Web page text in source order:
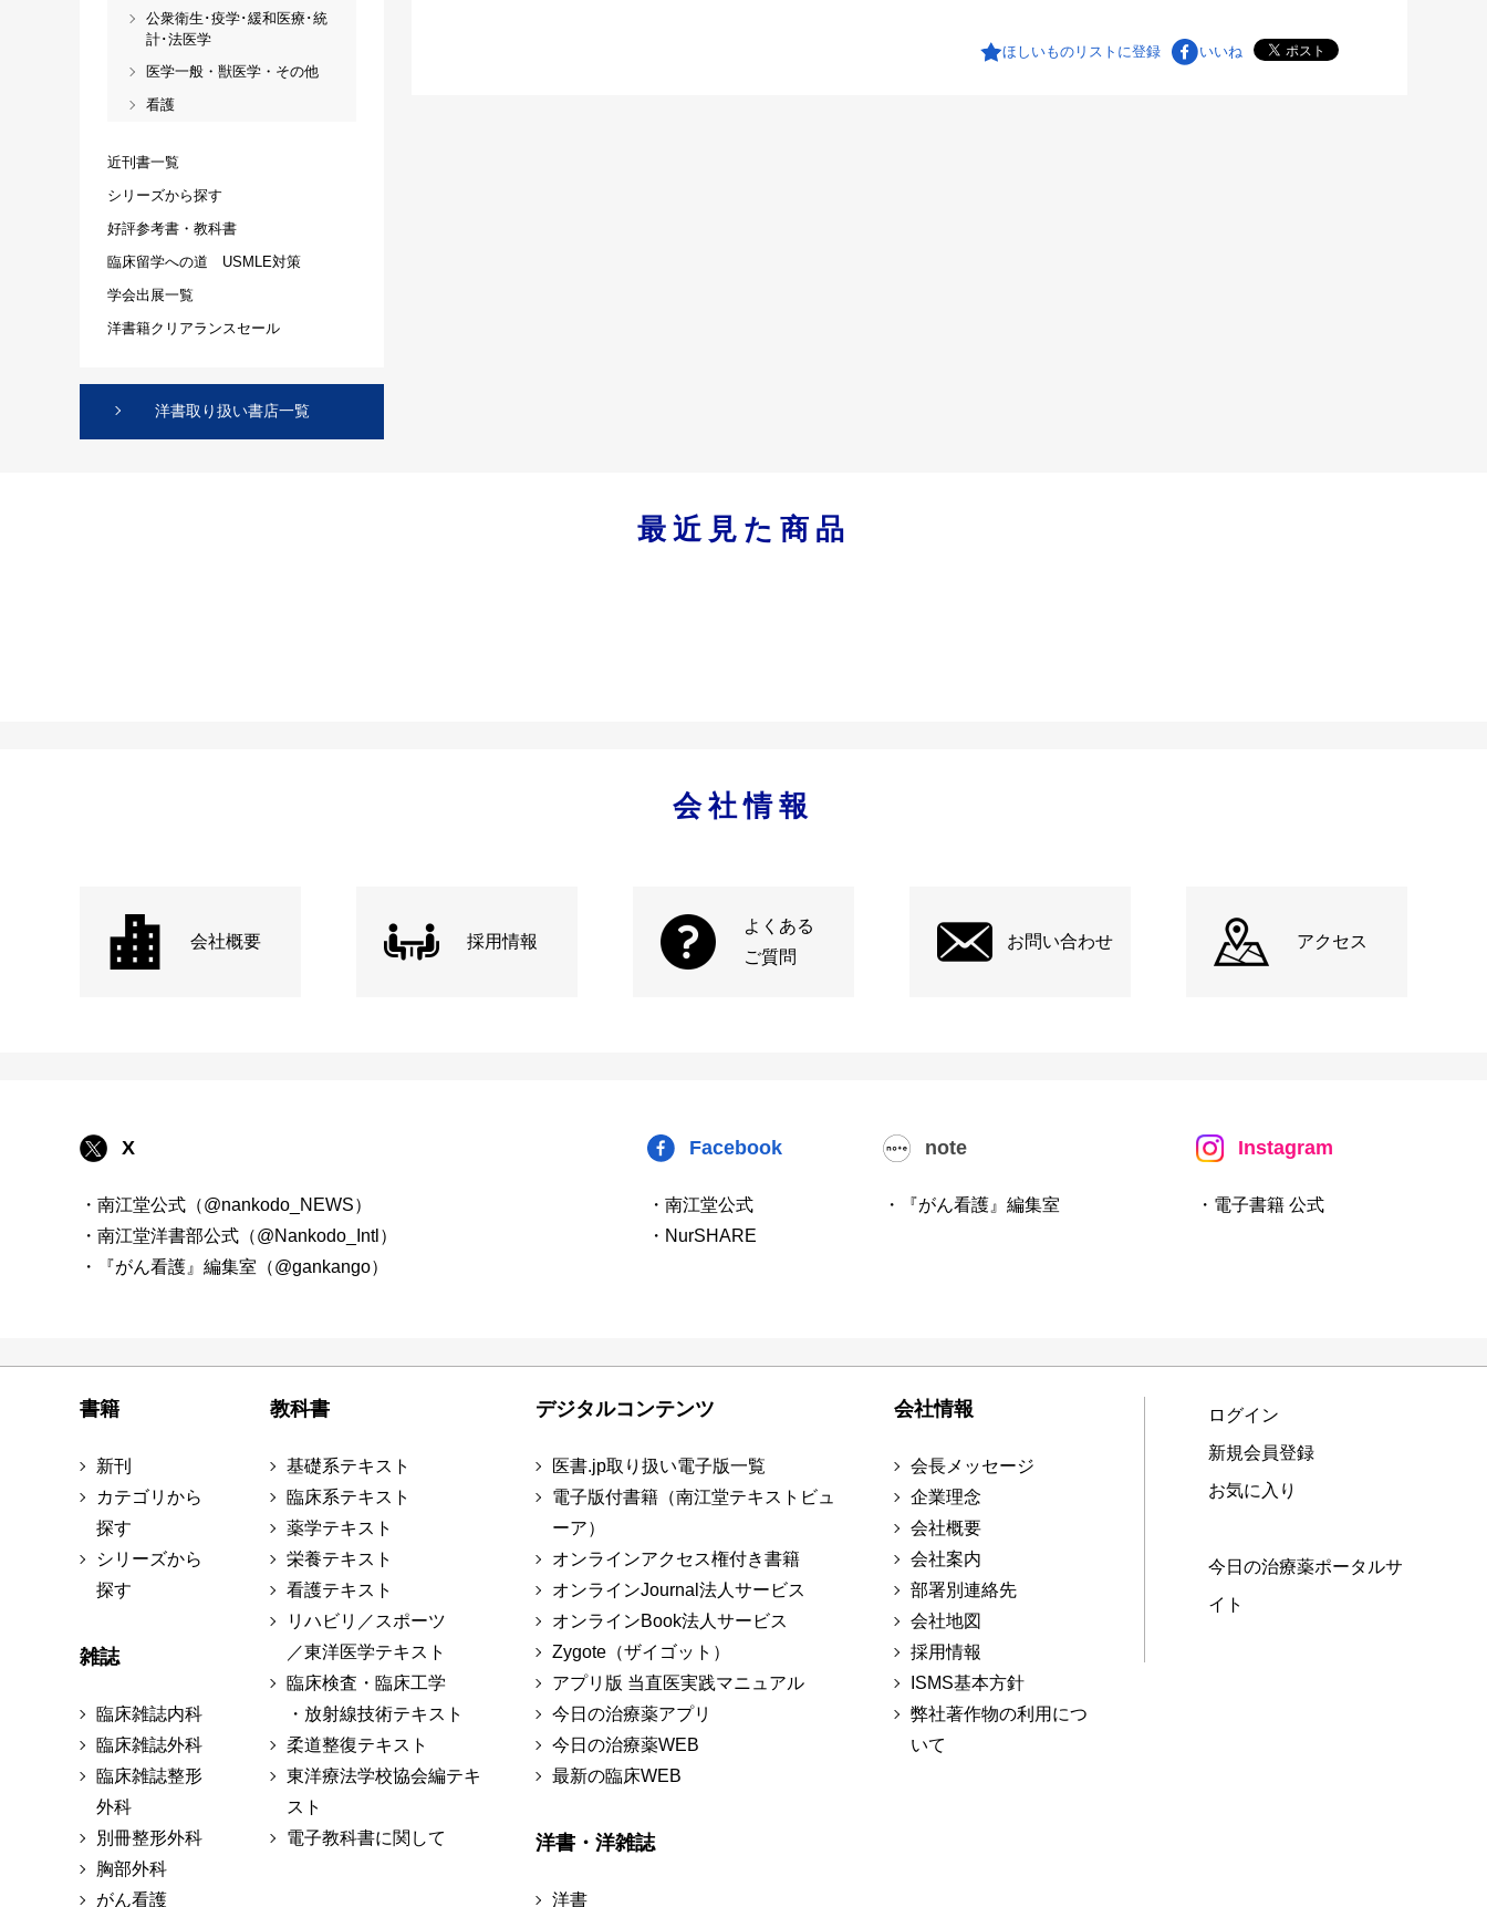
ほしいものリストに登録 いいね
公衆衛生･疫学･緩和医療･統
計･法医学
医学一般・獣医学・その他
看護
近刊書一覧
シリーズから探す
好評参考書・教科書
臨床留学への道 USMLE対策
学会出展一覧
洋書籍クリアランスセール
洋書取り扱い書店一覧
最近見た商品
会社情報
会社概要 採用情報
よくある
ご質問
お問い合わせ アクセス
X
・南江堂公式（@nankodo_NEWS）
・南江堂洋書部公式（@Nankodo_Intl）
・『がん看護』編集室（@gankango）
Facebook
・南江堂公式
・NurSHARE
note
・『がん看護』編集室
Instagram
・電子書籍 公式
書籍
新刊
カテゴリから
探す
シリーズから
探す
雑誌
臨床雑誌内科
臨床雑誌外科
臨床雑誌整形
外科
別冊整形外科
胸部外科
がん看護
教科書
基礎系テキスト
臨床系テキスト
薬学テキスト
栄養テキスト
看護テキスト
リハビリ／スポーツ
／東洋医学テキスト
臨床検査・臨床工学
・放射線技術テキスト
柔道整復テキスト
東洋療法学校協会編テキ
スト
電子教科書に関して
デジタルコンテンツ
医書.jp取り扱い電子版一覧
電子版付書籍（南江堂テキストビュ
ーア）
オンラインアクセス権付き書籍
オンラインJournal法人サービス
オンラインBook法人サービス
Zygote（ザイゴット）
アプリ版 当直医実践マニュアル
今日の治療薬アプリ
今日の治療薬WEB
最新の臨床WEB
洋書・洋雑誌
洋書
会社情報
会長メッセージ
企業理念
会社概要
会社案内
部署別連絡先
会社地図
採用情報
ISMS基本方針
弊社著作物の利用につ
いて
ログイン
新規会員登録
お気に入り
今日の治療薬ポータルサ
イト